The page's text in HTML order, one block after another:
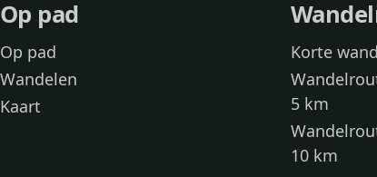
Op pad
Op pad
Wandelen
Kaart
Korte
5 km
10 km